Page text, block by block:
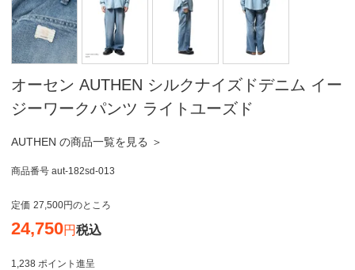
オーセン AUTHEN シルクナイズドデニム イー
ジーワークパンツ ライトユーズド
AUTHEN の商品一覧を見る ＞
商品番号 aut-182sd-013
定価 27,500 のところ
24,750 税込
1,238 ポイント進呈